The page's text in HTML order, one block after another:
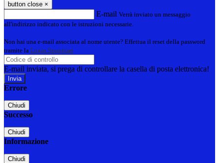
button close ×
E-mail Verrà inviato un messaggio
all'indirizzo indicato con le istruzioni necessarie.
Non hai una e-mail associata al nome utente? Effettua il reset della password
tramite la Login Spaggiari
E-mail inviata, si prega di controllare la casella di posta elettronica!
Errore
Chiudi
Successo
Chiudi
Informazione
Chiudi